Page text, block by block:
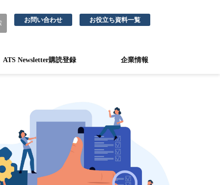
お問い合わせ お役立ち資料一覧
ATS Newsletter購読登録 企業情報